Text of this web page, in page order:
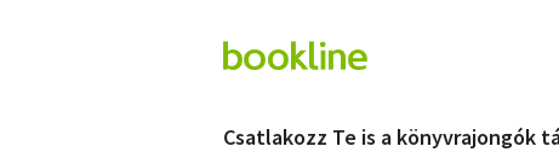
Csatlakozz Te is a könyvrajongók